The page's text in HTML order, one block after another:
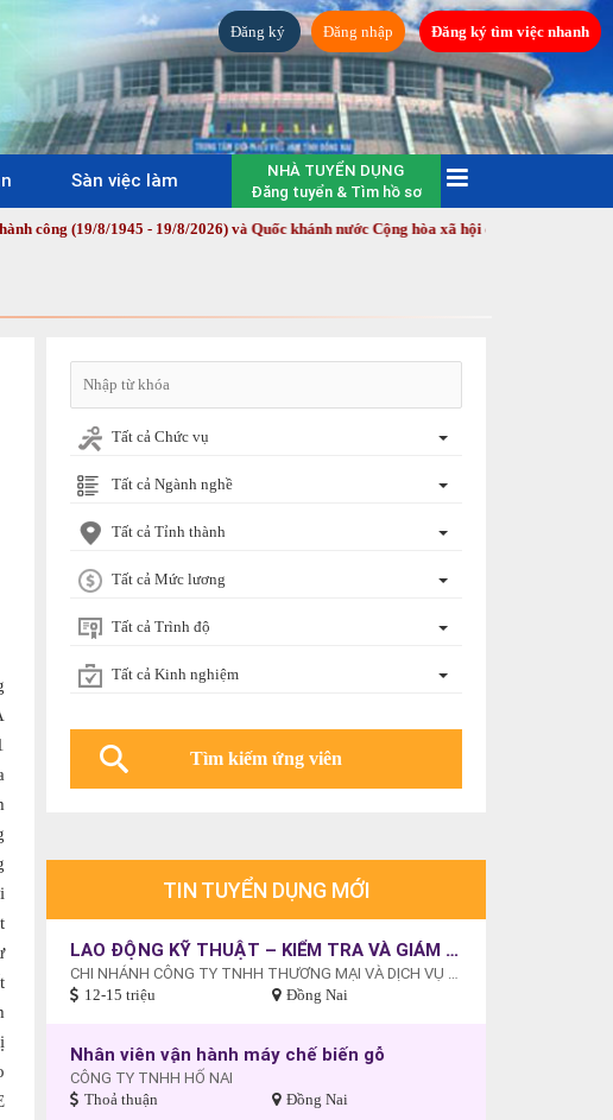
Đăng ký Đăng nhập Đăng ký tìm việc nhanh
Sàn việc làm
NHÀ TUYỂN DỤNG
Đăng tuyển & Tìm hồ sơ
8/1945 - 19/8/2026) và Quốc khánh nước Cộng hòa xã hội chủ nghĩa Việt Nam (2/9/
Tất cả Chức vụ
Tất cả Ngành nghề
Tất cả Tỉnh thành
Tất cả Mức lương
Tất cả Trình độ
Tất cả Kinh nghiệm
TIN TUYỂN DỤNG MỚI
LAO ĐỘNG KỸ THUẬT – KIỂM TRA VÀ GIÁM SÁT CHẤT LƯỢNG HÀNG HOÁ
CHI NHÁNH CÔNG TY TNHH THƯƠNG MẠI VÀ DỊCH VỤ PHÁT TRIỂN ĐÔNG BẮC
12-15 triệu Đồng Nai
Nhân viên vận hành máy chế biến gỗ
CÔNG TY TNHH HỐ NAI
Thoả thuận Đồng Nai